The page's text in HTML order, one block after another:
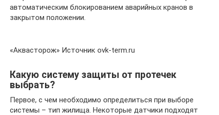
автоматическим блокированием аварийных кранов в
закрытом положении.
«Аквасторож» Источник ovk-term.ru
Какую систему защиты от протечек
выбрать?
Первое, с чем необходимо определиться при выборе
системы – тип жилища. Некоторые датчики подходят